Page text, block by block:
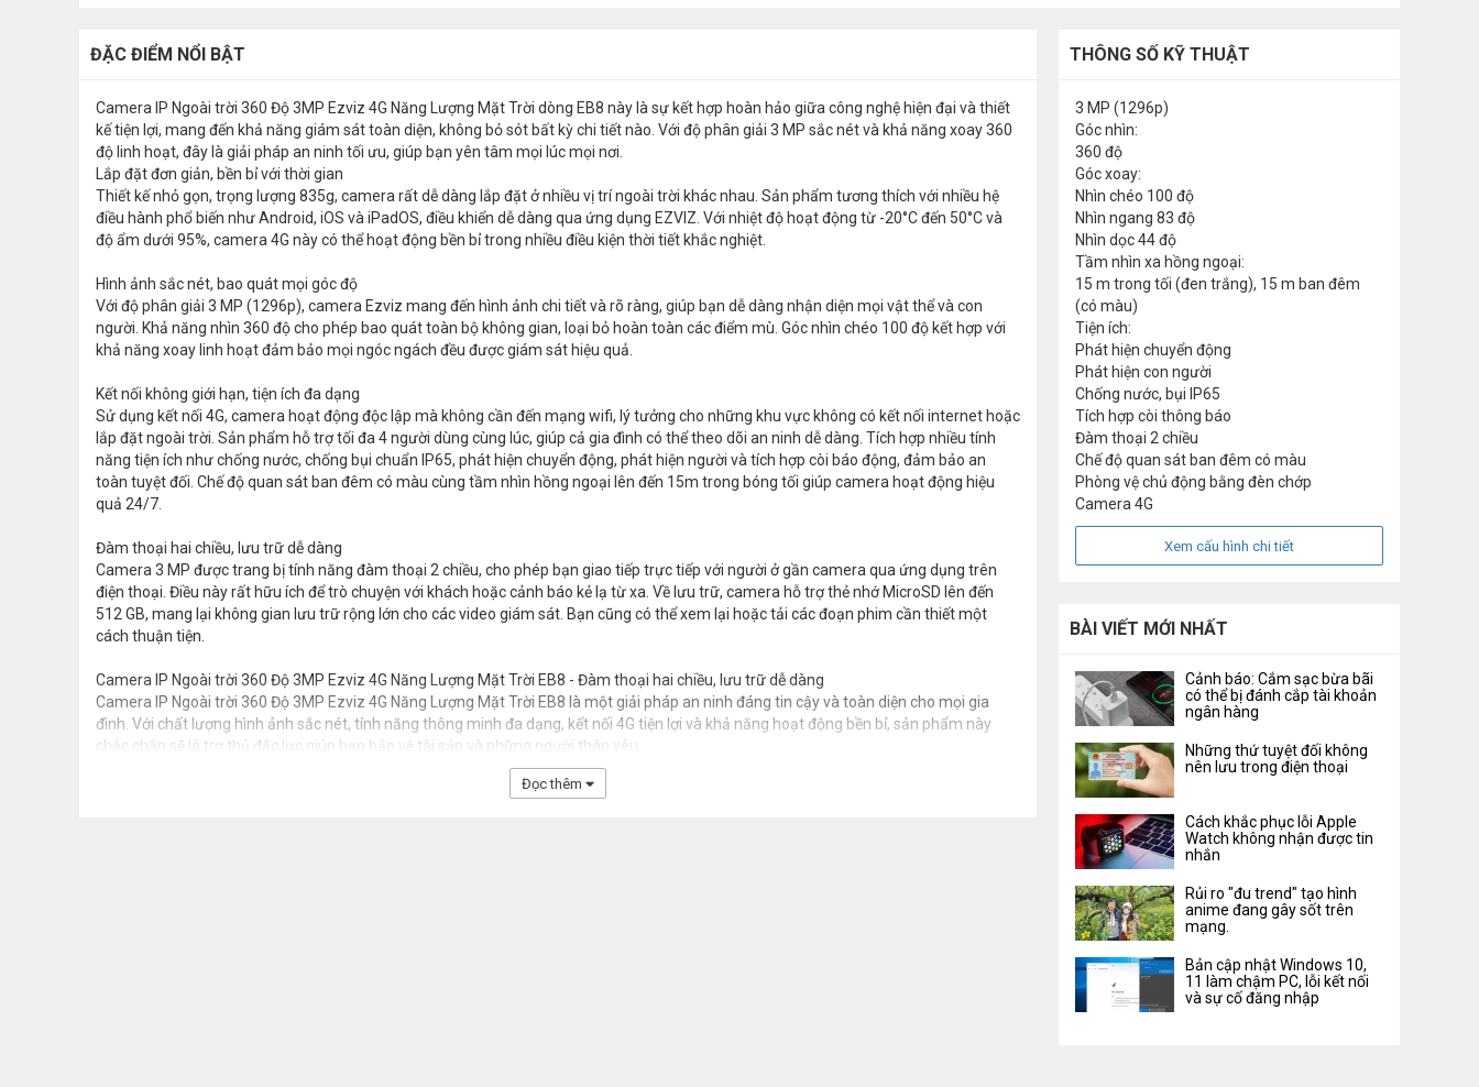
ĐẶC ĐIỂM NỔI BẬT
Camera IP Ngoài trời 360 Độ 3MP Ezviz 4G Năng Lượng Mặt Trời dòng EB8 này là sự kết hợp hoàn hảo giữa công nghệ hiện đại và thiết
kế tiện lợi, mang đến khả năng giám sát toàn diện, không bỏ sót bất kỳ chi tiết nào. Với độ phân giải 3 MP sắc nét và khả năng xoay 360
độ linh hoạt, đây là giải pháp an ninh tối ưu, giúp bạn yên tâm mọi lúc mọi nơi.
Lắp đặt đơn giản, bền bỉ với thời gian
Thiết kế nhỏ gọn, trọng lượng 835g, camera rất dễ dàng lắp đặt ở nhiều vị trí ngoài trời khác nhau. Sản phẩm tương thích với nhiều hệ
điều hành phổ biến như Android, iOS và iPadOS, điều khiển dễ dàng qua ứng dụng EZVIZ. Với nhiệt độ hoạt động từ -20°C đến 50°C và
độ ẩm dưới 95%, camera 4G này có thể hoạt động bền bỉ trong nhiều điều kiện thời tiết khắc nghiệt.
Hình ảnh sắc nét, bao quát mọi góc độ
Với độ phân giải 3 MP (1296p), camera Ezviz mang đến hình ảnh chi tiết và rõ ràng, giúp bạn dễ dàng nhận diện mọi vật thể và con
người. Khả năng nhìn 360 độ cho phép bao quát toàn bộ không gian, loại bỏ hoàn toàn các điểm mù. Góc nhìn chéo 100 độ kết hợp với
khả năng xoay linh hoạt đảm bảo mọi ngóc ngách đều được giám sát hiệu quả.
Kết nối không giới hạn, tiện ích đa dạng
Sử dụng kết nối 4G, camera hoạt động độc lập mà không cần đến mạng wifi, lý tưởng cho những khu vực không có kết nối internet hoặc
lắp đặt ngoài trời. Sản phẩm hỗ trợ tối đa 4 người dùng cùng lúc, giúp cả gia đình có thể theo dõi an ninh dễ dàng. Tích hợp nhiều tính
năng tiện ích như chống nước, chống bụi chuẩn IP65, phát hiện chuyển động, phát hiện người và tích hợp còi báo động, đảm bảo an
toàn tuyệt đối. Chế độ quan sát ban đêm có màu cùng tầm nhìn hồng ngoại lên đến 15m trong bóng tối giúp camera hoạt động hiệu
quả 24/7.
Đàm thoại hai chiều, lưu trữ dễ dàng
Camera 3 MP được trang bị tính năng đàm thoại 2 chiều, cho phép bạn giao tiếp trực tiếp với người ở gần camera qua ứng dụng trên
điện thoại. Điều này rất hữu ích để trò chuyện với khách hoặc cảnh báo kẻ lạ từ xa. Về lưu trữ, camera hỗ trợ thẻ nhớ MicroSD lên đến
512 GB, mang lại không gian lưu trữ rộng lớn cho các video giám sát. Bạn cũng có thể xem lại hoặc tải các đoạn phim cần thiết một
cách thuận tiện.
Camera IP Ngoài trời 360 Độ 3MP Ezviz 4G Năng Lượng Mặt Trời EB8 - Đàm thoại hai chiều, lưu trữ dễ dàng
Camera IP Ngoài trời 360 Độ 3MP Ezviz 4G Năng Lượng Mặt Trời EB8 là một giải pháp an ninh đáng tin cậy và toàn diện cho mọi gia
đình. Với chất lượng hình ảnh sắc nét, tính năng thông minh đa dạng, kết nối 4G tiện lợi và khả năng hoạt động bền bỉ, sản phẩm này
chắc chắn sẽ là trợ thủ đắc lực giúp bạn bảo vệ tài sản và những người thân yêu.
Đọc thêm
THÔNG SỐ KỸ THUẬT
3 MP (1296p)
Góc nhìn:
360 độ
Góc xoay:
Nhìn chéo 100 độ
Nhìn ngang 83 độ
Nhìn dọc 44 độ
Tầm nhìn xa hồng ngoại:
15 m trong tối (đen trắng), 15 m ban đêm
(có màu)
Tiện ích:
Phát hiện chuyển động
Phát hiện con người
Chống nước, bụi IP65
Tích hợp còi thông báo
Đàm thoại 2 chiều
Chế độ quan sát ban đêm có màu
Phòng vệ chủ động bằng đèn chớp
Camera 4G
Xem cấu hình chi tiết
BÀI VIẾT MỚI NHẤT
Cảnh báo: Cắm sạc bừa bãi
có thể bị đánh cắp tài khoản
ngân hàng
Những thứ tuyệt đối không
nên lưu trong điện thoại
Cách khắc phục lỗi Apple
Watch không nhận được tin
nhắn
Rủi ro "đu trend" tạo hình
anime đang gây sốt trên
mạng.
Bản cập nhật Windows 10,
11 làm chậm PC, lỗi kết nối
và sự cố đăng nhập